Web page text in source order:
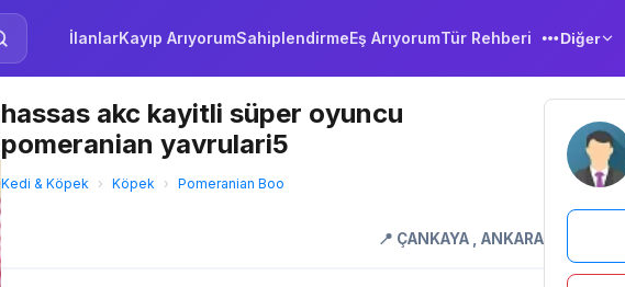
İlanlarKayıp ArıyorumSahiplendirmeEş ArıyorumTür Rehberi Diğer
hassas akc kayitli süper oyuncu
pomeranian yavrulari5
Kedi & Köpek › Köpek › Pomeranian Boo
📍 ÇANKAYA ANKARA